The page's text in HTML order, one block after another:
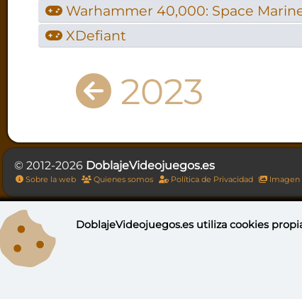
Warhammer 40,000: Space
XDefiant
2023
© 2012-2026 DoblajeVideojuegos.es
Sobre la web Quienes somos Política de Privacidad Imagen
DoblajeVideojuegos.es utilizacookies